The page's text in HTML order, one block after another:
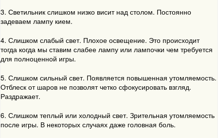
3. Светильник слишком низко висит над столом. Постоянно
задеваем лампу кием.
4. Слишком слабый свет. Плохое освещение. Это происходит
тогда когда мы ставим слабее лампу или лампочки чем требуется
для полноценной игры.
5. Слишком сильный свет. Появляется повышенная утомляемость.
Отблеск от шаров не позволят четко сфокусировать взгляд.
Раздражает.
6. Слишком теплый или холодный свет. Зрительная утомляемость
после игры. В некоторых случаях даже головная боль.